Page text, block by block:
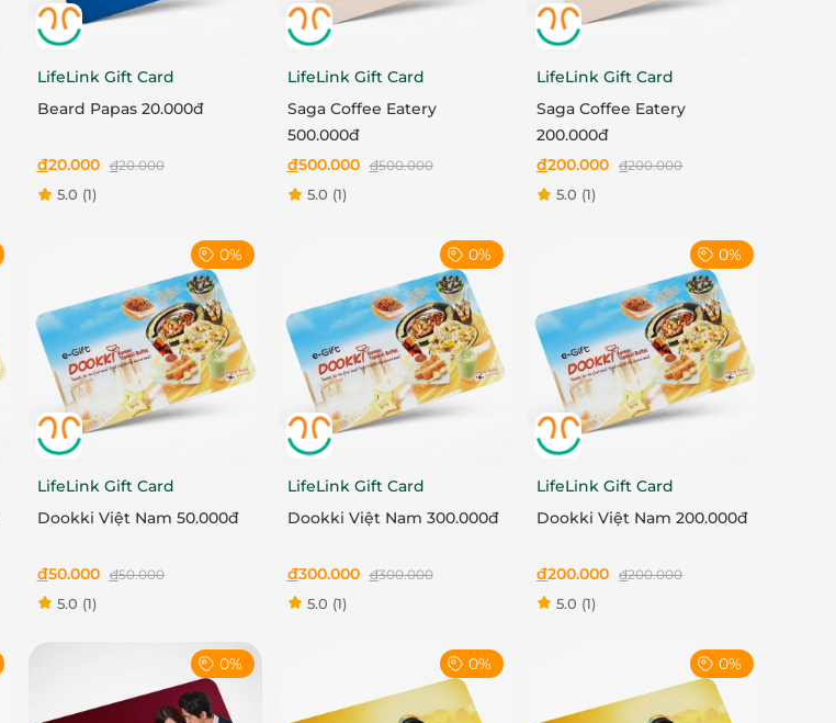
LifeLink Gift Card
Beard Papas 20.000đ
đ20.000 đ20.000
5.0 (1)
LifeLink Gift Card
Saga Coffee Eatery
500.000đ
đ500.000 đ500.000
5.0 (1)
LifeLink Gift Card
Saga Coffee Eatery
200.000đ
đ200.000 đ200.000
5.0 (1)
0%
LifeLink Gift Card
Dookki Việt Nam 50.000đ
đ50.000 đ50.000
5.0 (1)
0%
LifeLink Gift Card
Dookki Việt Nam 300.000đ
đ300.000 đ300.000
5.0 (1)
0%
LifeLink Gift Card
Dookki Việt Nam 200.000đ
đ200.000 đ200.000
5.0 (1)
0% 0% 0%